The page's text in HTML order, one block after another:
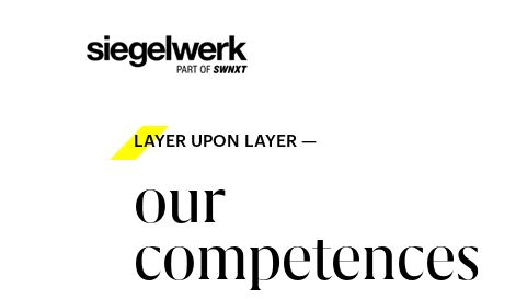
LAYER UPON LAYER —
our
competences